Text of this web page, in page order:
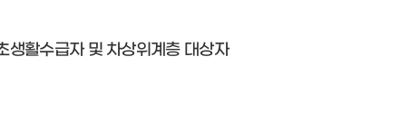
활수급자 및 차상위계층 대상자